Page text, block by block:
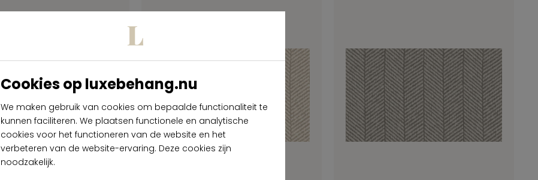
Cookies op luxebehang.nu
We maken gebruik van cookies om bepaalde functionaliteit te
kunnen faciliteren. We plaatsen functionele en analytische
cookies voor het functioneren van de website en het
verbeteren van de website-ervaring. Deze cookies zijn
noodzakelijk.